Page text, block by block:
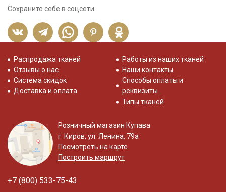
Сохраните себе в соцсети
Распродажа тканей
Отзывы о нас
Система скидок
Доставка и оплата
Работы из наших тканей
Наши контакты
Способы оплаты и
реквизиты
Типы тканей
Розничный магазин Купава
г. Киров, ул. Ленина, 79а
Посмотреть на карте
Построить маршрут
+7 (800) 533-75-43